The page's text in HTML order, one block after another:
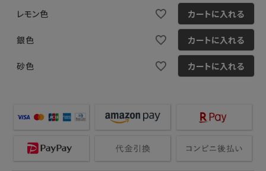
レモン色 カートに入れる
銀色 カートに入れる
砂色 カートに入れる